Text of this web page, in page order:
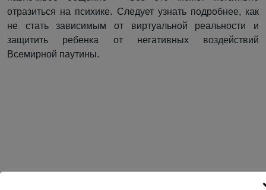
отразиться на психике. Следует узнать подробнее, как
не стать зависимым от виртуальной реальности и
защитить ребенка от негативных воздействий
Всемирной паутины.